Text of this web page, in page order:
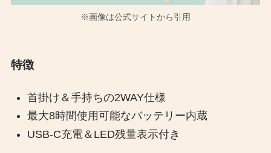
※画像は公式サイトから引用
特徴
首掛け＆手持ちの2WAY仕様
最大8時間使用可能なバッテリー内蔵
USB-C充電＆LED残量表示付き